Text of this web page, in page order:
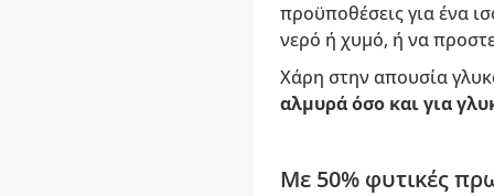
προϋποθέσεις για ένα
νερό ή χυμό, ή να
Χάρη στην απουσία
αλμυρά όσο και για
Με 50% φυτικές